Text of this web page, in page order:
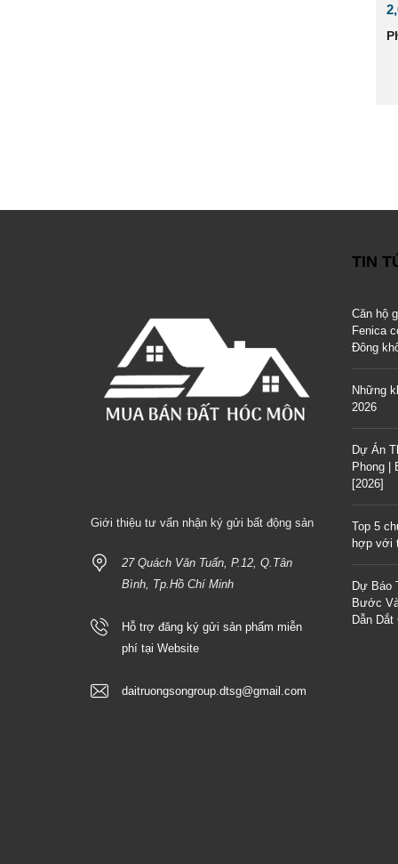
Giới thiệu tư vấn nhận ký gửi bất động sản
27 Quách Văn Tuấn, P.12, Q.Tân
Bình, Tp.Hồ Chí Minh
Hỗ trợ đăng ký gửi sản phẩm miễn
phí tại Website
daitruongsongroup.dtsg@gmail.com
TIN
Căn hộ
Fenica
Đông
Những
2026
Dự Án
Phong |
[2026]
Top 5
hợp với
Dự Báo
Bước
Dẫn